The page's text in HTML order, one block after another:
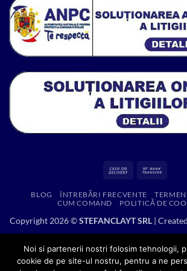
Cash
Delivery
BLOG ÎNTREBĂRI FRECVENTE
CUM COMAND
POLITICĂ DE
Copyright 2026 ©STEFANCLAYT SRL|
Noi si partenerii nostri folosim tehnologii,
cookie de pe site-ul nostru, pentru a ne